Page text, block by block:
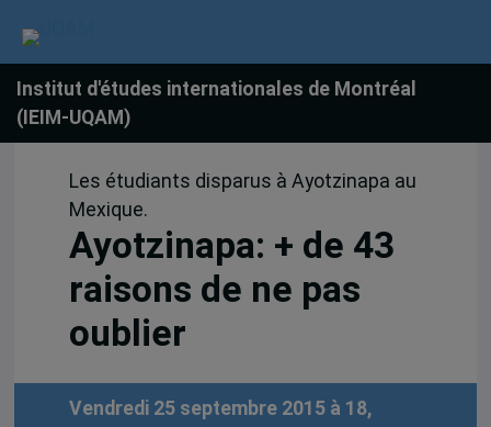
Institut d'études internationales de Montréal
(IEIM-UQAM)
Les étudiants disparus à Ayotzinapa au
Mexique.
Ayotzinapa: + de 43
raisons de ne pas
oublier
Vendredi 25 septembre 2015 à 18,